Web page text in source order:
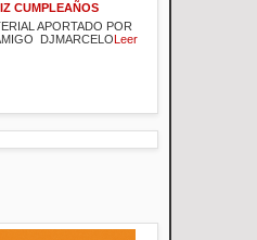
CUMPLEAÑOS
APORTADO POR
DJMARCELOLeer